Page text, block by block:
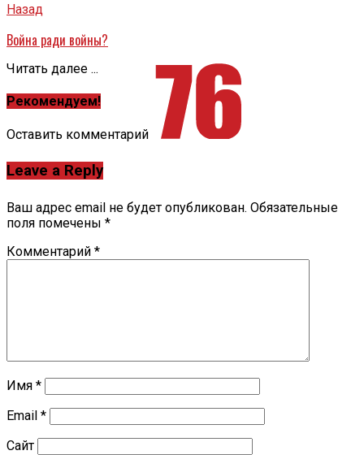
Назад
Война ради войны?
Читать далее ...
Рекомендуем!
Оставить комментарий
Leave a Reply
Ваш адрес email не будет опубликован. Обязательные
поля помечены *
Комментарий *
Имя *
Email *
Сайт